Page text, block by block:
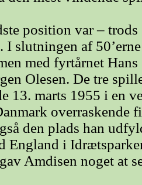
position var –
I slutningen af
med fyrtårnet
Olesen. De tre
13. marts 1955 i en
overraskende
den plads han
England i
Amdisen noget at